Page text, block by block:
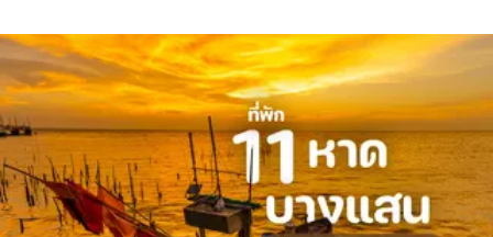
ว่า
สวย
ถ่าย
รูป
ดี
แน่นอน